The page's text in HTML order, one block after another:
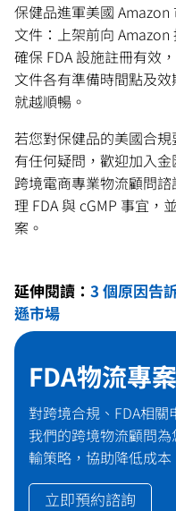
保健品進軍美國
文件：上架前向 Amazon
確保 FDA 設施註冊有效
文件各有準備時間點及
就越順暢。
若您對保健品的美國合
有任何疑問，歡迎加入
跨境電商專業物流顧問
理 FDA 與 cGMP 事宜，
案。
延伸閱讀： 3 個原因告
遜市場
FDA物流專
對跨境合規、FDA相關
我們的跨境物流顧問
輸策略，協助降低成
立即預約諮詢